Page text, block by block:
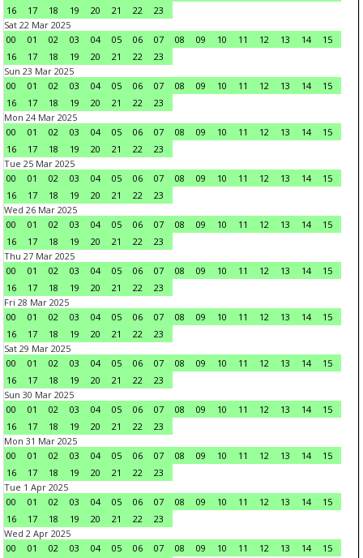
16
17 18 19 20 21 22
23
Sat 22 Mar 2025
00
01 02 03 04 05 06 07 08 09 10 11 12 13 14
15
16
17 18 19 20 21 22
23
Sun 23 Mar 2025
00
01 02 03 04 05 06 07 08 09 10 11 12 13 14
15
16
17 18 19 20 21 22
23
Mon 24 Mar 2025
00
01 02 03 04 05 06 07 08 09 10 11 12 13 14
15
16
17 18 19 20 21 22
23
Tue 25 Mar 2025
00
01 02 03 04 05 06 07 08 09 10 11 12 13 14
15
16
17 18 19 20 21 22
23
Wed 26 Mar 2025
00
01 02 03 04 05 06 07 08 09 10 11 12 13 14
15
16
17 18 19 20 21 22
23
Thu 27 Mar 2025
00
01 02 03 04 05 06 07 08 09 10 11 12 13 14
15
16
17 18 19 20 21 22
23
Fri 28 Mar 2025
00
01 02 03 04 05 06 07 08 09 10 11 12 13 14
15
16
17 18 19 20 21 22
23
Sat 29 Mar 2025
00
01 02 03 04 05 06 07 08 09 10 11 12 13 14
15
16
17 18 19 20 21 22
23
Sun 30 Mar 2025
00
01 02 03 04 05 06 07 08 09 10 11 12 13 14
15
16
17 18 19 20 21 22
23
Mon 31 Mar 2025
00
01 02 03 04 05 06 07 08 09 10 11 12 13 14
15
16
17 18 19 20 21 22
23
Tue 1 Apr 2025
00
01 02 03 04 05 06 07 08 09 10 11 12 13 14
15
16
17 18 19 20 21 22
23
Wed 2 Apr 2025
00
01 02 03 04 05 06 07 08 09 10 11 12 13 14
15